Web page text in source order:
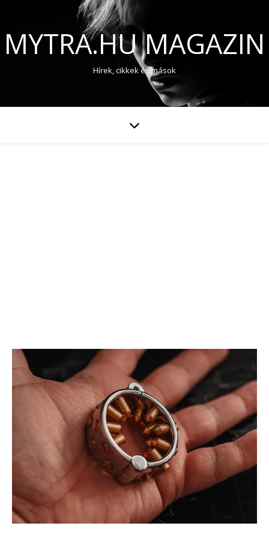
MYTRA.HU MAGAZIN
Hírek, cikkek és mások